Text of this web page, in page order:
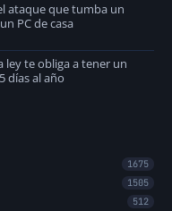
ataque que tumba un
PC de casa
ley te obliga a tener un
días al año
1675
1505
512